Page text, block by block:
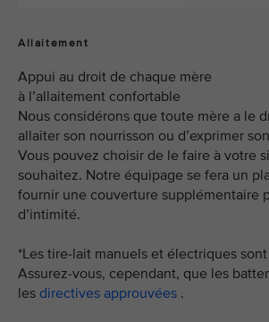
Allaitement
Appui au droit de chaque mère
à l’allaitement confortable
Nous considérons que toute mère a le
allaiter son nourrisson ou d’exprimer
Vous pouvez choisir de le faire à votre
souhaitez. Notre équipage se fera un
fournir une couverture supplémentaire
d’intimité.
*Les tire-lait manuels et électriques
Assurez-vous, cependant, que les
les directives approuvées .